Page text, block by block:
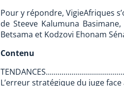
Pour y répondre, VigieAfriques
de Steeve Kalumuna
Betsama et Kodzovi Ehonam
Contenu
L’erreur stratégique du juge